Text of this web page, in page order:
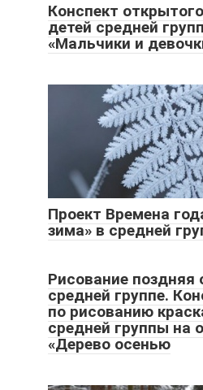
Конспект
детей средней
«Мальчики и
Проект Времена
зима» в средней
Рисование поздняя
средней группе.
по рисованию
средней группы на
«Дерево осенью